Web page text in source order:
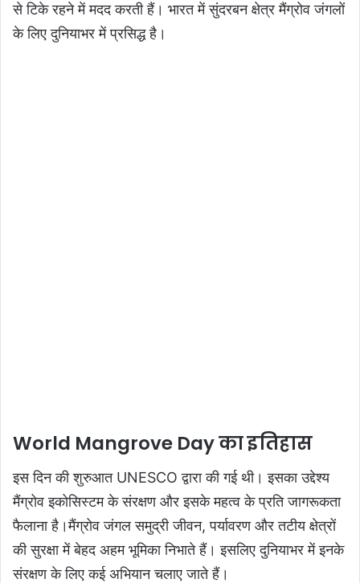
से टिके रहने में मदद करती हैं। भारत में सुंदरबन क्षेत्र मैंग्रोव जंगलों
के लिए दुनियाभर में प्रसिद्ध है।
World Mangrove Day का इतिहास
इस दिन की शुरुआत UNESCO द्वारा की गई थी। इसका उद्देश्य
मैंग्रोव इकोसिस्टम के संरक्षण और इसके महत्व के प्रति जागरूकता
फैलाना है।मैंग्रोव जंगल समुद्री जीवन, पर्यावरण और तटीय क्षेत्रों
की सुरक्षा में बेहद अहम भूमिका निभाते हैं। इसलिए दुनियाभर में इनके
संरक्षण के लिए कई अभियान चलाए जाते हैं।